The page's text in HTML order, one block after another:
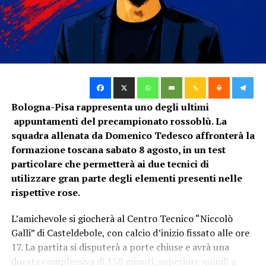
SUCCESSIVO
Giovanili Bologna, i risultati del weekend
DA NON PERDERE
Basket play-off, il recap della Fortitudo contro Avellino
Un risultato positivo non soltanto dal punto di vista
numerico. A poche settimane dalle prime partite
ufficiali, affrontare squadre di livello permette infatti
mettere minuti nelle gambe dei giocatori.
Il Bologna di Morrone continua la
sua crescita
La vittoria contro la Fiorentina conferma il buon
momento della Primavera rossoblù durante questa
preseason.
La squadra diStefano Morronesta progressivamente
aumentando ritmo e intensità in vista del campionato.
In questa fase della stagione i risultati rimangono
naturalmente secondari rispetto alla condizione atletica
Bologna-Pisa rappresenta uno degli ultimi
appuntamenti del precampionato rossoblù. La
squadra allenata da Domenico Tedesco affronterà la
formazione toscana sabato 8 agosto, in un test
particolare che permetterà ai due tecnici di
utilizzare gran parte degli elementi presenti nelle
rispettive rose.
L’amichevole si giocherà al Centro Tecnico “Niccolò
Galli” di Casteldebole, con calcio d’inizio fissato alle ore
17. La partita si disputerà a porte chiuse e avrà una
durata complessiva di 150 minuti, superiore quindi a